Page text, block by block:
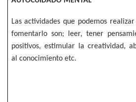
Las actividades que podemos
fomentarlo son; leer, tener
positivos, estimular la creatividad,
al conocimiento etc.